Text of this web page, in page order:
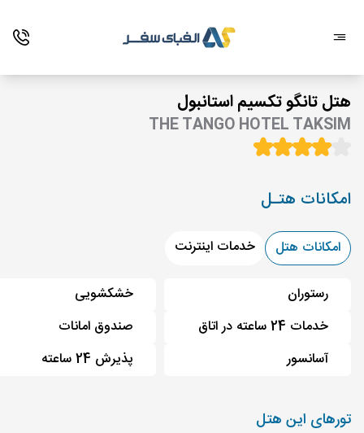
هتل تانگو تکسیم استانبول
THE TANGO HOTEL TAKSIM
امکانات هتـل
امکانات هتل خدمات اینترنت
رستوران
خدمات 24 ساعته در اتاق
آسانسور
خشکشویی
صندوق امانات
پذیرش 24 ساعته
تورهای این هتل